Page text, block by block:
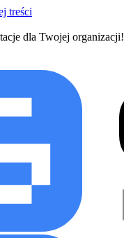
treści
dla Twojej organizacji!